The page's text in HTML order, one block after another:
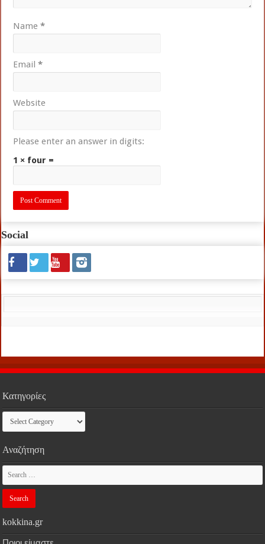
Name*
Email*
Website
Please enter an answer in digits:
1 × four =
Social
Κατηγορίες
Κατηγορίες
Αναζήτηση
kokkina.gr